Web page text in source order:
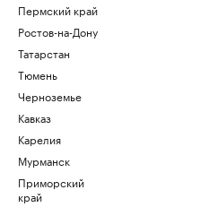
Пермский край
Ростов-на-Дону
Татарстан
Тюмень
Черноземье
Кавказ
Карелия
Мурманск
Приморский
край